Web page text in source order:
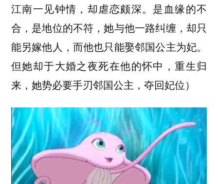
江南一见钟情，却虐恋颇深。是血缘的不
合，是地位的不符，她与他一路纠缠，却只
能另嫁他人，而他也只能娶邻国公主为妃。
但她却于大婚之夜死在他的怀中，重生归
来，她势必要手刃邻国公主，夺回妃位）